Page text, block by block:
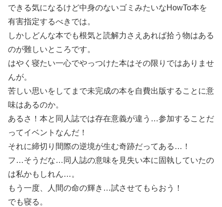
できる気になるけど中身のないゴミみたいなHowTo本を
有害指定するべきでは。
しかしどんな本でも根気と読解力さえあれば拾う物はある
のが難しいところです。
はやく寝たい一心でやっつけた本はその限りではありませ
んが。
苦しい思いをしてまで未完成の本を自費出版することに意
味はあるのか。
あるさ！本と同人誌では存在意義が違う…参加することだ
ってイベントなんだ！
それに締切り間際の逆境が生む奇跡だってある…！
フ…そうだな…同人誌の意味を見失い本に固執していたの
は私かもしれん…。
もう一度、人間の命の輝き…試させてもらおう！
でも寝る。